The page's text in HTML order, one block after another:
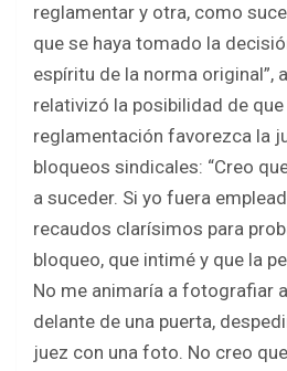
reglamentar y otra, como
que se haya tomado la
espíritu de la norma original”,
relativizó la posibilidad de que
reglamentación favorezca la
bloqueos sindicales: “Creo
a suceder. Si yo fuera
recaudos clarísimos para
bloqueo, que intimé y que la
No me animaría a fotografiar
delante de una puerta,
juez con una foto. No creo